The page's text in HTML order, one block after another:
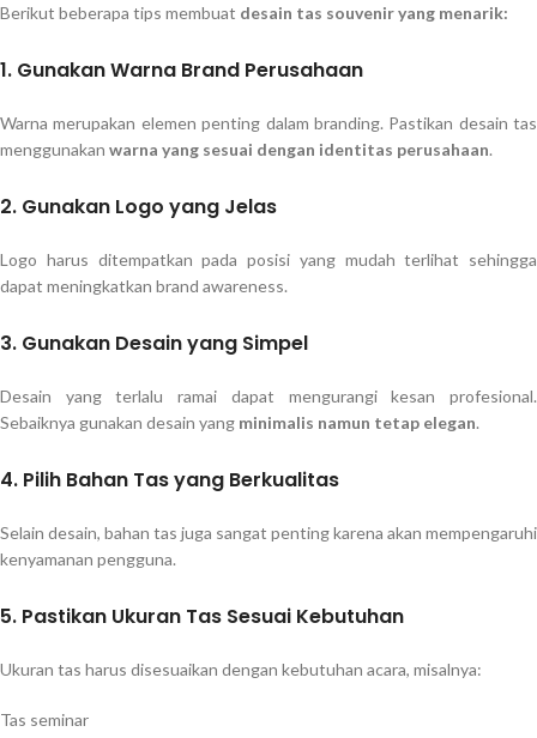
Berikut beberapa tips membuat desain tas souvenir yang menarik:
1. Gunakan Warna Brand Perusahaan
Warna merupakan elemen penting dalam branding. Pastikan desain tas
menggunakan warna yang sesuai dengan identitas perusahaan.
2. Gunakan Logo yang Jelas
Logo harus ditempatkan pada posisi yang mudah terlihat sehingga
dapat meningkatkan brand awareness.
3. Gunakan Desain yang Simpel
Desain yang terlalu ramai dapat mengurangi kesan profesional.
Sebaiknya gunakan desain yang minimalis namun tetap elegan.
4. Pilih Bahan Tas yang Berkualitas
Selain desain, bahan tas juga sangat penting karena akan mempengaruhi
kenyamanan pengguna.
5. Pastikan Ukuran Tas Sesuai Kebutuhan
Ukuran tas harus disesuaikan dengan kebutuhan acara, misalnya:
Tas seminar